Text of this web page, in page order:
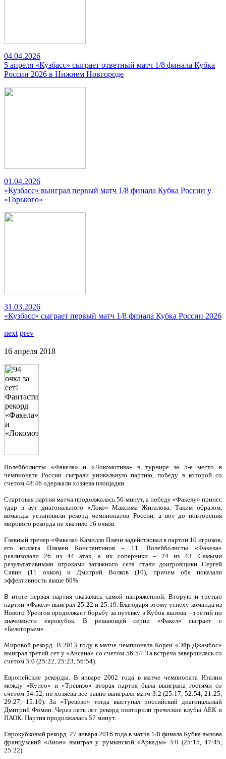
04.04.2026
5 апреля «Кузбасс» сыграет ответный матч 1/8 финала Кубка
России 2026 в Нижнем Новгороде
01.04.2026
«Кузбасс» выиграл первый матч 1/8 финала Кубка России у
«Горького»
31.03.2026
«Кузбасс» сыграет первый матч 1/8 финала Кубка России 2026
next prev
16 апреля 2018
Волейболисты «Факела» и «Локомотива» в турнире за 5-е место в
чемпионате России сыграли уникальную партию, победу в которой со
счетом 48:46 одержали хозяева площадки.
Стартовая партия матча продолжалась 56 минут, а победу «Факелу» принёс
удар в аут диагонального «Локо» Максима Жигалова. Таким образом,
команды установили рекорд чемпионатов России, а вот до повторения
мирового рекорда не хватило 16 очков.
Главный тренер «Факела» Камилло Плачи задействовал в партии 10 игроков,
его коллега Пламен Константинов – 11. Волейболисты «Факела»
реализовали 26 из 44 атак, а их соперники – 24 из 43. Самыми
результативными игроками затяжного сета стали доигровщики Сергей
Савин (11 очков) и Дмитрий Волков (10), причем оба показали
эффективность выше 60%.
В итоге первая партия оказалась самой напряженной. Вторую и третью
партии «Факел» выиграл 25:22 и 25:19. Благодаря этому успеху команда из
Нового Уренгоя продолжает борьбу за путевку в Кубок вызова – третий по
значимости еврокубок. В решающей серии «Факел» сыграет с
«Белогорьем».
Мировой рекорд. В 2013 году в матче чемпионата Кореи «Эйр Джамбос»
выиграл третий сет у «Ансана» со счетом 56:54. Та встреча завершилась со
счетом 3:0 (25:22, 25:23, 56:54).
Европейские рекорды. В январе 2002 года в матче чемпионата Италии
между «Кунео» и «Тревизо» вторая партия была выиграна гостями со
счетом 54:52, но хозяева всё равно выиграли матч 3:2 (25:17, 52:54, 21:25,
29:27, 15:10). За «Тревизо» тогда выступал российский диагональный
Дмитрий Фомин. Через пять лет рекорд повторили греческие клубы АЕК и
ПАОК. Партия продолжалась 57 минут.
Еврокубковый рекорд. 27 января 2016 года в матча 1/8 финала Кубка вызова
французский «Лион» выиграл у румынской «Аркады» 3:0 (25:15, 47:45,
25:22).